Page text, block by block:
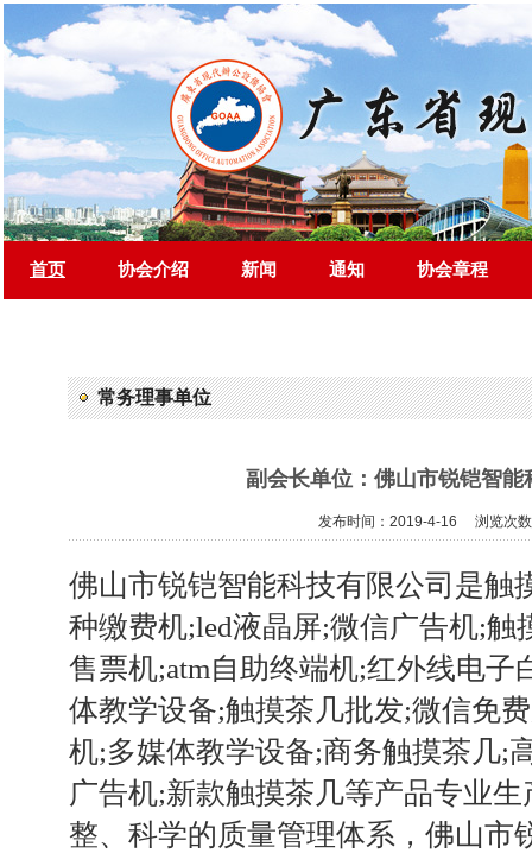
首页 协会介绍 新闻 通知 协会章程
常务理事单位
副会长单位：佛山市锐铠智能
发布时间：2019-4-16 浏览次
佛山市锐铠智能科技有限公司是触
种缴费机;led液晶屏;微信广告机;触
售票机;atm自助终端机;红外线电子
体教学设备;触摸茶几批发;微信免
机;多媒体教学设备;商务触摸茶几;
广告机;新款触摸茶几等产品专业
整、科学的质量管理体系，佛山市